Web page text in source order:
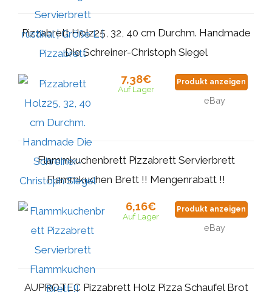
Pizzabrett Holz25, 32, 40 cm Durchm. Handmade
Die Schreiner-Christoph Siegel
7,38€
Auf Lager
Produkt anzeigen
eBay
Flammkuchenbrett Pizzabrett Servierbrett
Flammkuchen Brett !! Mengenrabatt !!
6,16€
Auf Lager
Produkt anzeigen
eBay
AUPROTEC Pizzabrett Holz Pizza Schaufel Brot